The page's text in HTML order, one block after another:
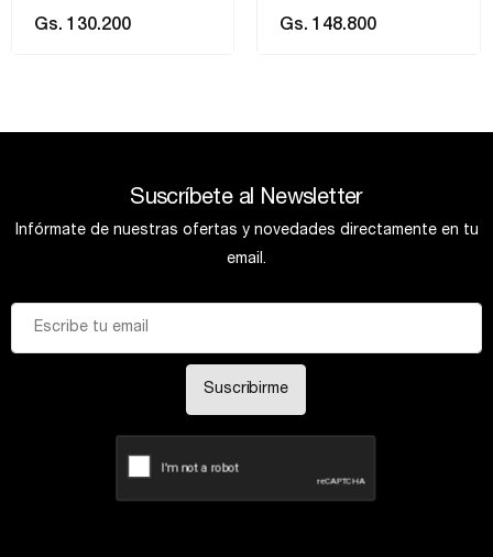
Gs. 130.200 Gs. 148.800
Suscríbete al Newsletter
Infórmate de nuestras ofertas y novedades directamente en tu
email.
Suscribirme